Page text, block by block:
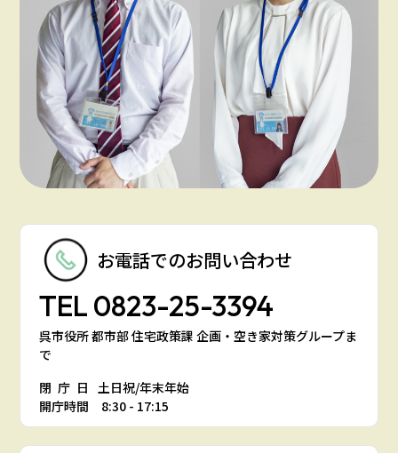
お電話でのお問い合わせ
TEL 0823-25-3394
呉市役所 都市部 住宅政策課 企画・空き家対策グループま
で
閉庁日
土日祝/年末年始
開庁時間 8:30 - 17:15